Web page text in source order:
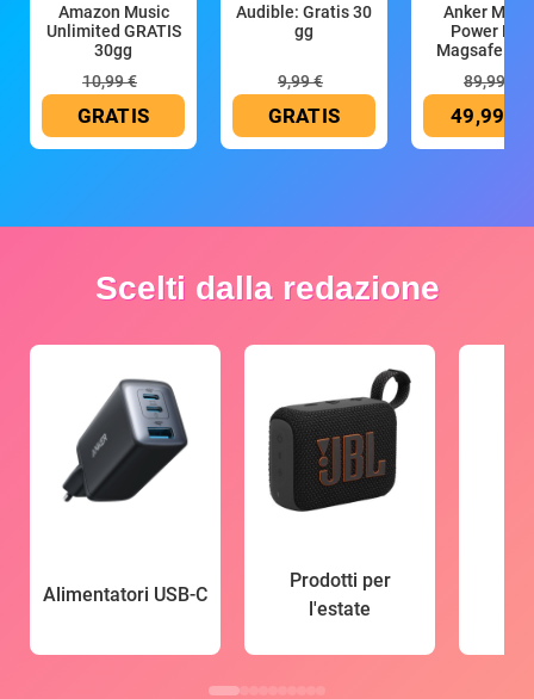
Amazon Music
Unlimited GRATIS
30gg
10,99 €
GRATIS
Audible: Gratis 30
gg
9,99 €
GRATIS
Anker
Power
Magsafe
89,99 €
49,99 €
Scelti dalla redazione
Alimentatori USB-C
Prodotti per
l'estate